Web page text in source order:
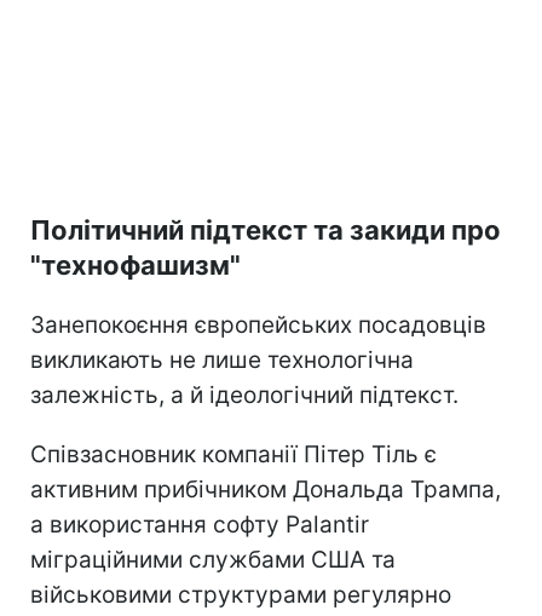
Політичний підтекст та закиди про
"технофашизм"
Занепокоєння європейських посадовців
викликають не лише технологічна
залежність, а й ідеологічний підтекст.
Співзасновник компанії Пітер Тіль є
активним прибічником Дональда Трампа,
а використання софту Palantir
міграційними службами США та
військовими структурами регулярно